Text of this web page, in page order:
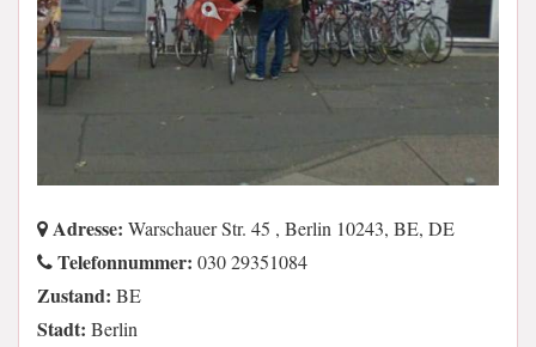
Adresse: Warschauer Str. 45 , Berlin 10243, BE, DE
Telefonnummer: 030 29351084
Zustand: BE
Stadt: Berlin